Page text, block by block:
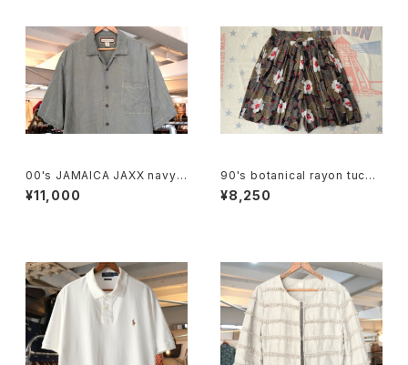
00's JAMAICA JAXX navy-
green jacquard silk Shirt
¥11,000
90's botanical rayon tucke
d Culottes
¥8,250